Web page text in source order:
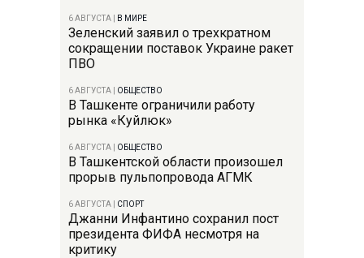
6 АВГУСТА В МИРЕ
Зеленский заявил о трехкратном
сокращении поставок Украине ракет
ПВО
6 АВГУСТА ОБЩЕСТВО
В Ташкенте ограничили работу
рынка «Куйлюк»
6 АВГУСТА ОБЩЕСТВО
В Ташкентской области произошел
прорыв пульпопровода АГМК
6 АВГУСТА СПОРТ
Джанни Инфантино сохранил пост
президента ФИФА несмотря на
критику